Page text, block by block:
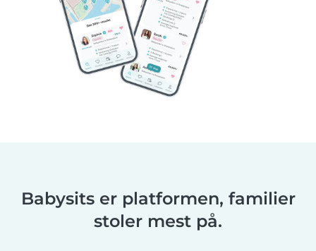
Babysits er platformen, familier
stoler mest på.